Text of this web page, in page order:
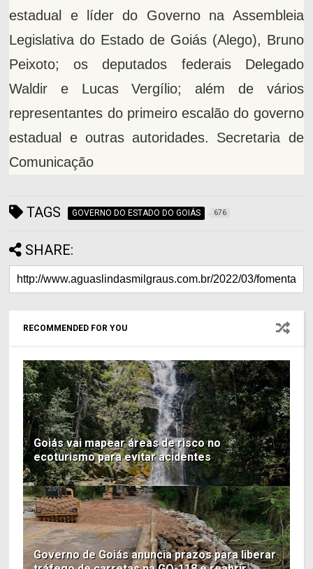
estadual e líder do Governo na Assembleia
Legislativa do Estado de Goiás (Alego), Bruno
Peixoto; os deputados federais Delegado
Waldir e Lucas Vergílio; além de vários
representantes do primeiro escalão do governo
estadual e outras autoridades. Secretaria de
Comunicação
TAGS GOVERNO DO ESTADO DO GOIÁS 676
SHARE:
RECOMMENDED FOR YOU
Goiás vai mapear áreas de risco no
ecoturismo para evitar acidentes
Governo de Goiás anuncia prazos para liberar